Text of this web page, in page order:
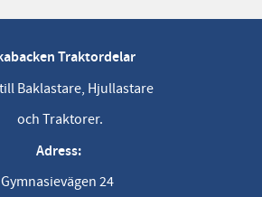
Traktordelar
Baklastare, Hjullastare
och Traktorer.
Adress:
Gymnasievägen 24